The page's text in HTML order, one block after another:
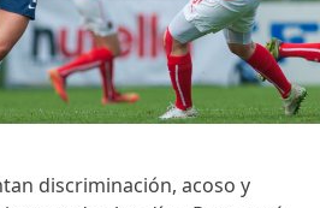
discriminación, acoso y